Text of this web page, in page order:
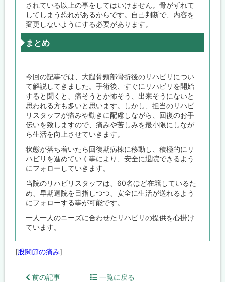
されている以上の事をしてはいけません。骨がずれて
してしまう恐れがあるからです。自己判断で、内容を
変更しないようにする必要があります。
まとめ
今回の記事では、大腿骨頸部骨折後のリハビリについ
て解説してきました。手術後、すぐにリハビリを開始
すると聞くと、痛そうとか怖そう、出来そうにないと
思われる方も多いと思います。しかし、担当のリハビ
リスタッフが痛みや動きに配慮しながら、回復のお手
伝いを致しますので、痛みや苦しみを最小限にしなが
ら生活を向上させていきます。
状態が落ち着いたら回復期病棟に移動し、積極的にリ
ハビリを進めていく事により、安全に退院できるよう
にフォローしていきます。
当院のリハビリスタッフは、60名ほど在籍しているた
め、早期退院を目指しつつ、安全に生活が送れるよう
にフォローする事が可能です。
一人一人のニーズに合わせたリハビリの提供を心掛け
ています。
[股関節の痛み]
前の記事 一覧に戻る